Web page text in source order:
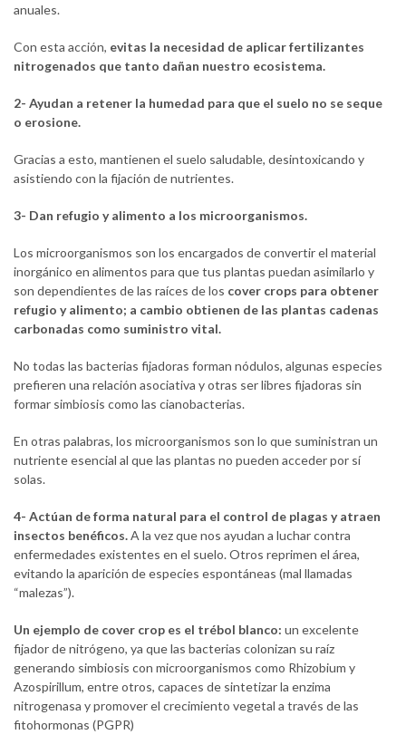
anuales.
Con esta acción, evitas la necesidad de aplicar fertilizantes
nitrogenados que tanto dañan nuestro ecosistema.
2- Ayudan a retener la humedad para que el suelo no se seque
o erosione.
Gracias a esto, mantienen el suelo saludable, desintoxicando y
asistiendo con la fijación de nutrientes.
3- Dan refugio y alimento a los microorganismos.
Los microorganismos son los encargados de convertir el material
inorgánico en alimentos para que tus plantas puedan asimilarlo y
son dependientes de las raíces de los cover crops para obtener
refugio y alimento; a cambio obtienen de las plantas cadenas
carbonadas como suministro vital.
No todas las bacterias fijadoras forman nódulos, algunas especies
prefieren una relación asociativa y otras ser libres fijadoras sin
formar simbiosis como las cianobacterias.
En otras palabras, los microorganismos son lo que suministran un
nutriente esencial al que las plantas no pueden acceder por sí
solas.
4- Actúan de forma natural para el control de plagas y atraen
insectos benéficos.A la vez que nos ayudan a luchar contra
enfermedades existentes en el suelo. Otros reprimen el área,
evitando la aparición de especies espontáneas (mal llamadas
“malezas”).
Un ejemplo de cover crop es el trébol blanco: un excelente
fijador de nitrógeno, ya que las bacterias colonizan su raíz
generando simbiosis con microorganismos como Rhizobium y
Azospirillum, entre otros, capaces de sintetizar la enzima
nitrogenasa y promover el crecimiento vegetal a través de las
fitohormonas (PGPR)